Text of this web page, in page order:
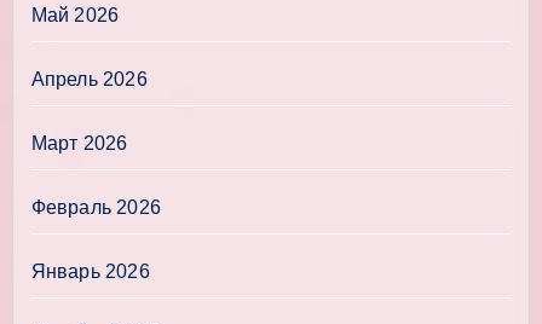
Май 2026
Апрель 2026
Март 2026
Февраль 2026
Январь 2026